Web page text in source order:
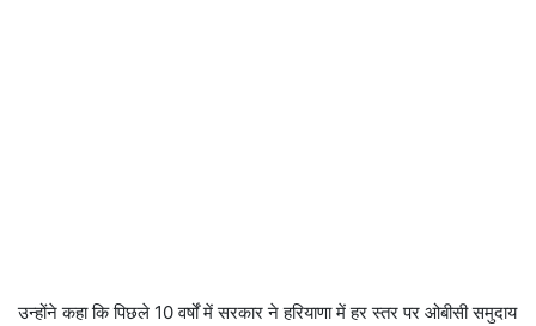
उन्होंने कहा कि पिछले 10 वर्षों में सरकार ने हरियाणा में हर स्तर पर ओबीसी समुदाय